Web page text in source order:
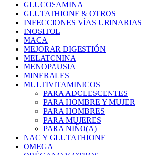
GLUCOSAMINA
GLUTATHIONE & OTROS
INFECCIONES VÍAS URINARIAS
INOSITOL
MACA
MEJORAR DIGESTIÓN
MELATONINA
MENOPAUSIA
MINERALES
MULTIVITAMINICOS
PARA ADOLESCENTES
PARA HOMBRE Y MUJER
PARA HOMBRES
PARA MUJERES
PARA NIÑO(A)
NAC Y GLUTATHIONE
OMEGA